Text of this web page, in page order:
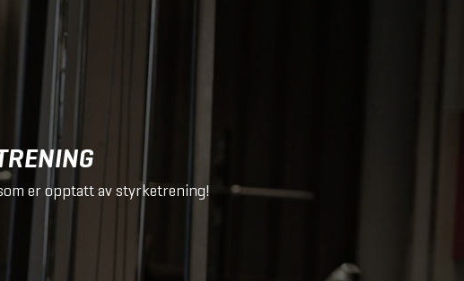
er opptatt av styrketrening!